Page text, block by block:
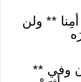
** ولن
وفي **